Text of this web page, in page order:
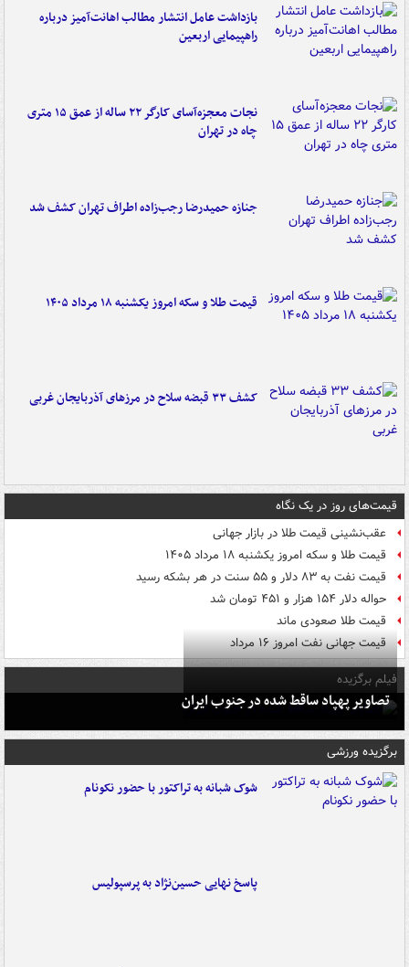
بازداشت عامل انتشار مطالب اهانت‌آمیز درباره
راهپیمایی اربعین
نجات معجزه‌آسای کارگر ۲۲ ساله از عمق ۱۵ متری
چاه در تهران
جنازه حمیدرضا رجب‌زاده اطراف تهران کشف شد
قیمت طلا و سکه امروز یکشنبه ۱۸ مرداد ۱۴۰۵
کشف ۳۳ قبضه سلاح در مرزهای آذربایجان غربی
قیمت‌های روز در یک نگاه
عقب‌نشینی قیمت طلا در بازار جهانی
قیمت طلا و سکه امروز یکشنبه ۱۸ مرداد ۱۴۰۵
قیمت نفت به ۸۳ دلار و ۵۵ سنت در هر بشکه رسید
حواله دلار ۱۵۴ هزار و ۴۵۱ تومان شد
قیمت طلا صعودی ماند
قیمت جهانی نفت امروز ۱۶ مرداد
فیلم برگزیده
تصاویر پهپاد ساقط شده در جنوب ایران
برگزیده ورزشی
شوک شبانه به تراکتور با حضور نکونام
پاسخ نهایی حسین‌نژاد به پرسپولیس